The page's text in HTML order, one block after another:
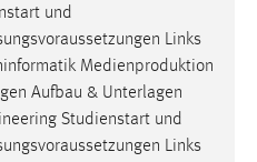
und
Links
Medienproduktion
Aufbau & Unterlagen
Studienstart und
Links